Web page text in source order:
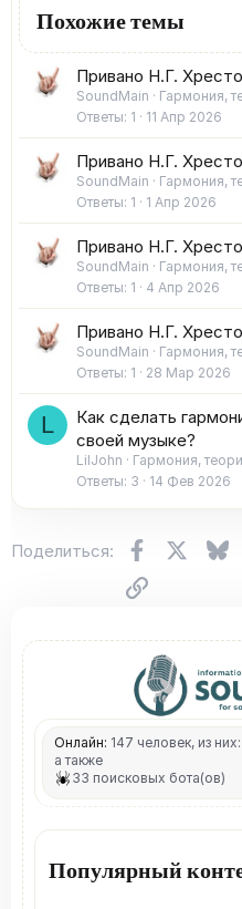
Похожие темы
Привано Н.Г.
SoundMain
Гармония,
Ответы 1 11 Апр 2026
Привано Н.Г.
SoundMain
Гармония,
Ответы 1 1 Апр 2026
Привано Н.Г.
SoundMain
Гармония,
Ответы 1 4 Апр 2026
Привано Н.Г.
SoundMain
Гармония,
Ответы 1 28 Мар 2026
L
Как сделать
своей музыке?
LilJohn
Гармония,
Ответы 3 14 Фев 2026
Поделиться: Facebook
X
Ссылка
Онлайн: 147 человек, из
а также
33 поисковых бота(ов)
Популярный